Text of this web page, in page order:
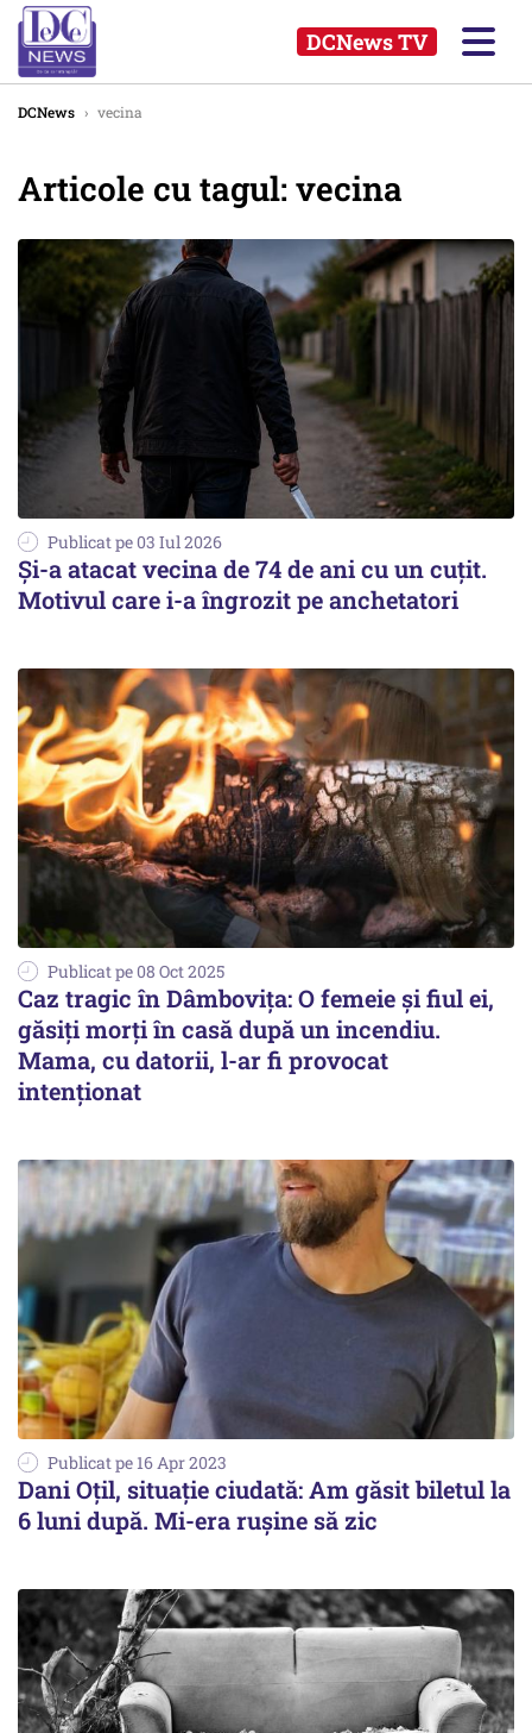
DCNews TV
DCNews › vecina
Articole cu tagul: vecina
Publicat pe 03 Iul 2026
Și-a atacat vecina de 74 de ani cu un cuțit.
Motivul care i-a îngrozit pe anchetatori
Publicat pe 08 Oct 2025
Caz tragic în Dâmbovița: O femeie și fiul ei,
găsiți morți în casă după un incendiu.
Mama, cu datorii, l-ar fi provocat
intenționat
Publicat pe 16 Apr 2023
Dani Oțil, situație ciudată: Am găsit biletul la
6 luni după. Mi-era rușine să zic